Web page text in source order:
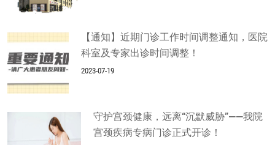
【通知】近期门诊工作时间调整通知，医院
科室及专家出诊时间调整！
2023-07-19
守护宫颈健康，远离“沉默威胁”——我院
宫颈疾病专病门诊正式开诊！